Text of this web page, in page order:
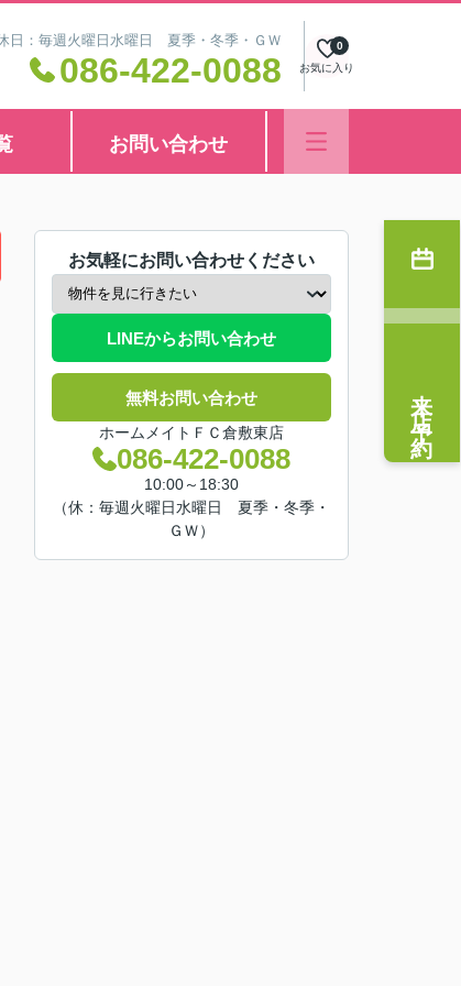
日：毎週火曜日水曜日 夏季・冬季・ＧＷ
086-422-0088 お気に入り
0
お問い合わせ
お気軽にお問い合わせください
LINEからお問い合わせ
無料お問い合わせ
ホームメイトＦＣ倉敷東店
086-422-0088
10:00～18:30
（休：毎週火曜日水曜日 夏季・冬季・
ＧＷ）
来店予約